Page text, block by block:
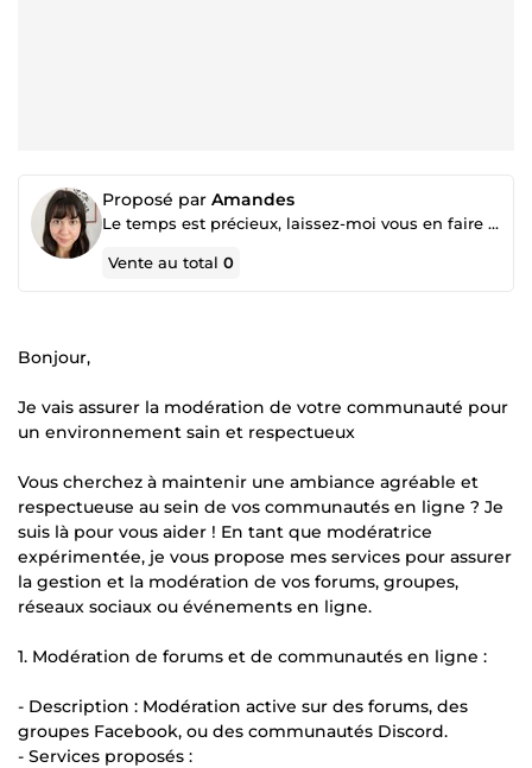
Proposé par Amandes
Le temps est précieux, laissez-moi vous en faire gagner.
Vente au total0
Bonjour,
Je vais assurer la modération de votre communauté pour
un environnement sain et respectueux
Vous cherchez à maintenir une ambiance agréable et
respectueuse au sein de vos communautés en ligne ? Je
suis là pour vous aider ! En tant que modératrice
expérimentée, je vous propose mes services pour assurer
la gestion et la modération de vos forums, groupes,
réseaux sociaux ou événements en ligne.
1. Modération de forums et de communautés en ligne :
- Description : Modération active sur des forums, des
groupes Facebook, ou des communautés Discord.
- Services proposés :